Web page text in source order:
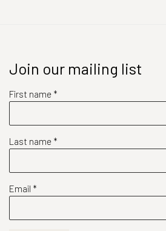
Join our mailing list
First name *
Last name *
Email *